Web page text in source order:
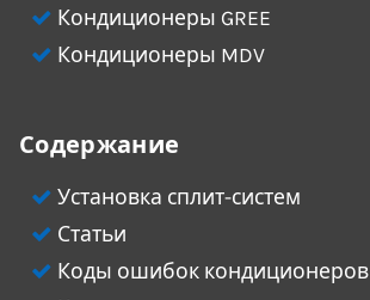
Кондиционеры GREE
Кондиционеры MDV
Содержание
Установка сплит-систем
Статьи
Коды ошибок кондиционеров